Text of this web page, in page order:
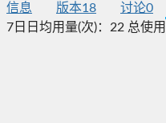
信息 版本18 讨论0
7日日均用量(次)： 22 总使用